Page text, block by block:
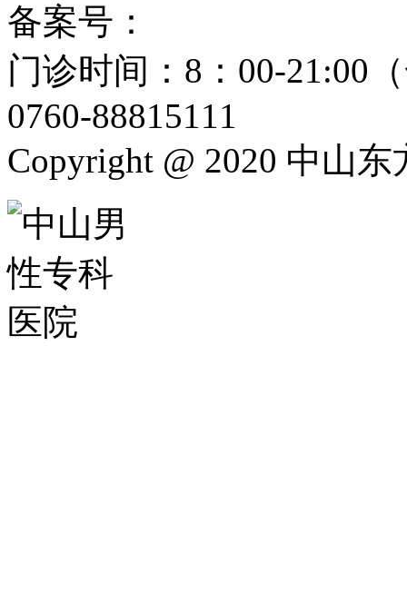
备案号：
门诊时间：8：00-21:00
0760-88815111
Copyright @ 2020 中山